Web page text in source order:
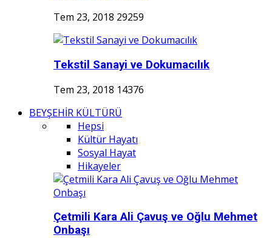
Tem 23, 2018 29259
Tekstil Sanayi ve Dokumacılık
Tem 23, 2018 14376
BEYŞEHİR KÜLTÜRÜ
Hepsi
Kültür Hayatı
Sosyal Hayat
Hikayeler
Çetmili Kara Ali Çavuş ve Oğlu Mehmet
Onbaşı